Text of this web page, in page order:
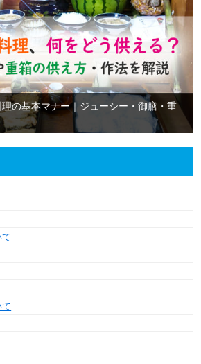
の基本マナー｜ジューシー・御膳・重